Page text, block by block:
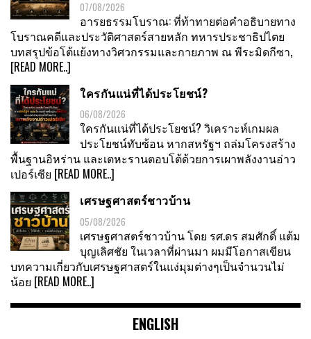
07/08/2026
อารยธรรมโบราณ: ที่ท้าทายต่อคำอธิบายทาง
โบราณคดีและประวัติศาสตร์สายหลัก ทหารประชาธิปไตย
บทสรุปข้อโต้แย้งทางวิศวกรรมและกายภาพ ณ พีระมิดกีซา,
[READ MORE..]
ใครกันแน่ที่ได้ประโยชน์?
06/08/2026
ใครกันแน่ที่ได้ประโยชน์? วิเคราะห์เกมผล
ประโยชน์ทับซ้อน หากสหรัฐฯ ถล่มโครงสร้าง
พื้นฐานอิหร่าน และเตหะรานตอบโต้ด้วยการเผาพลังงานอ่าว
เปอร์เซีย [READ MORE..]
เศรษฐศาสตร์ชาวบ้าน
05/08/2026
เศรษฐศาสตร์ชาวบ้าน โดย รศ.ดร สมศักดิ์ แต้ม
บุญเลิศชัย ในเวลาที่ผ่านมา ผมมีโอกาสเขียน
บทความเกี่ยวกับเศรษฐศาสตร์ในแง่มุมต่างๆเป็นจำนวนไม่
น้อย [READ MORE..]
ENGLISH